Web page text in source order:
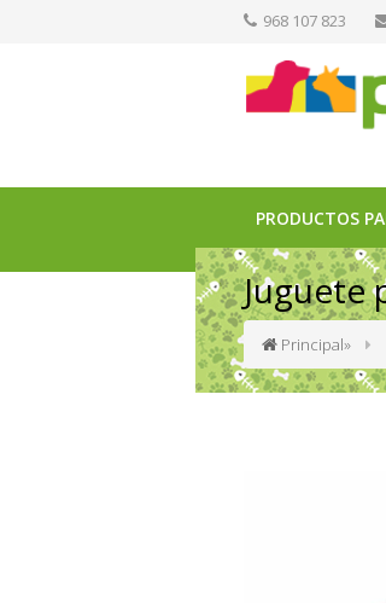
968 107 823
PRODUCTOS
Juguete
Principal»